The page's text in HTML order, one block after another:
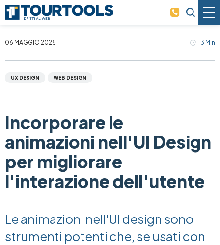
06 MAGGIO 2025 3 Min
UX DESIGN WEB DESIGN
Incorporare le
animazioni nell'UI Design
per migliorare
l'interazione dell'utente
Le animazioni nell'UI design sono
strumenti potenti che, se usati con